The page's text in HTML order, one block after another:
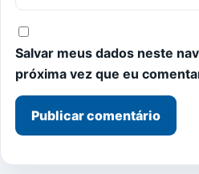
Salvar meus dados neste
próxima vez que eu